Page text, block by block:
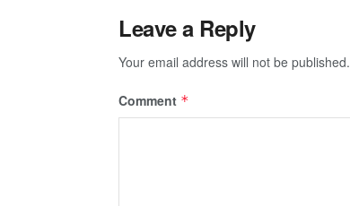
Leave a Reply
Your email address will not be published.
Comment *